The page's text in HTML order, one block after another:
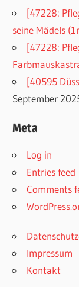
[47228:
seine Mädels
[47228:
[40595
September
Meta
Log in
Entries feed
Comments
Impressum
Kontakt